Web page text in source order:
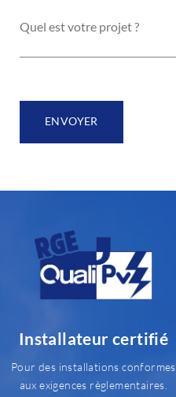
ENVOYER
Installateur certifié
Pour des installations conformes
aux exigences règlementaires.